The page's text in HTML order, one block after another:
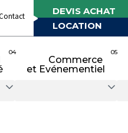
DEVIS ACHAT
LOCATION
04
Commerce
et Evénementiel
05